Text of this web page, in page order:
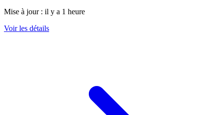
Mise à jour : il y a 1 heure
Voir les détails